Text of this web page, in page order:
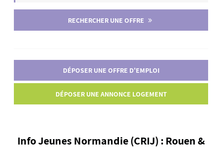
RECHERCHER UNE OFFRE
DÉPOSER UNE OFFRE D'EMPLOI
DÉPOSER UNE ANNONCE LOGEMENT
Info Jeunes Normandie (CRIJ) : Rouen &